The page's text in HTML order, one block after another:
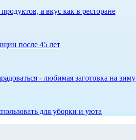
а вкус как в ресторане
после 45 лет
- любимая заготовка на зиму
для уборки и уюта